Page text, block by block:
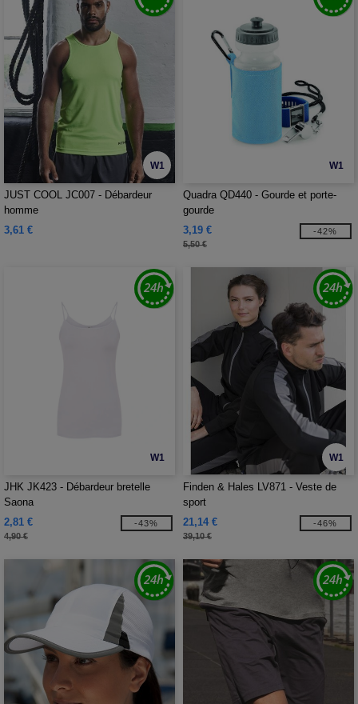
W1
JUST COOL JC007 - Débardeur
homme
3,61 €
W1
Quadra QD440 - Gourde et porte-
gourde
3,19 €
5,50 €
-42%
W1
JHK JK423 - Débardeur bretelle
Saona
2,81 €
4,90 €
-43%
W1
Finden & Hales LV871 - Veste de
sport
21,14 €
39,10 €
-46%